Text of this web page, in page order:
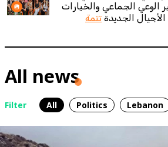
الوعي الجماعي والخيارات
الأجيال الجديدة تتمة
All news
Filter All Politics Lebanon